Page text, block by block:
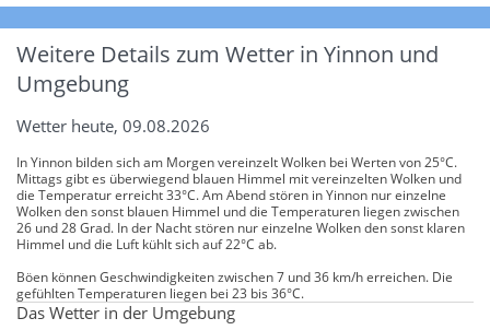
Weitere Details zum Wetter in Yinnon und
Umgebung
Wetter heute, 09.08.2026
In Yinnon bilden sich am Morgen vereinzelt Wolken bei Werten von 25°C.
Mittags gibt es überwiegend blauen Himmel mit vereinzelten Wolken und
die Temperatur erreicht 33°C. Am Abend stören in Yinnon nur einzelne
Wolken den sonst blauen Himmel und die Temperaturen liegen zwischen
26 und 28 Grad. In der Nacht stören nur einzelne Wolken den sonst klaren
Himmel und die Luft kühlt sich auf 22°C ab.
Böen können Geschwindigkeiten zwischen 7 und 36 km/h erreichen. Die
gefühlten Temperaturen liegen bei 23 bis 36°C.
Das Wetter in der Umgebung